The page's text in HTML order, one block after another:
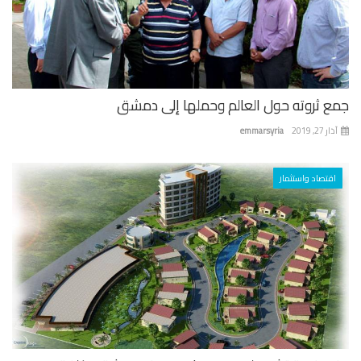
ثروته حول العالم وحملها إلى دمشق
emmarsyria 27, 2019
اقتصاد واستثمار